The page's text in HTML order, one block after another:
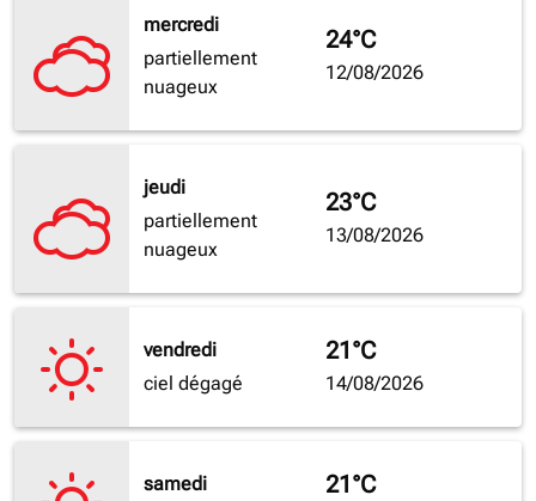
mercredi
partiellement
nuageux
24°C
12/08/2026
jeudi
partiellement
nuageux
23°C
13/08/2026
vendredi
ciel dégagé
21°C
14/08/2026
samedi
21°C